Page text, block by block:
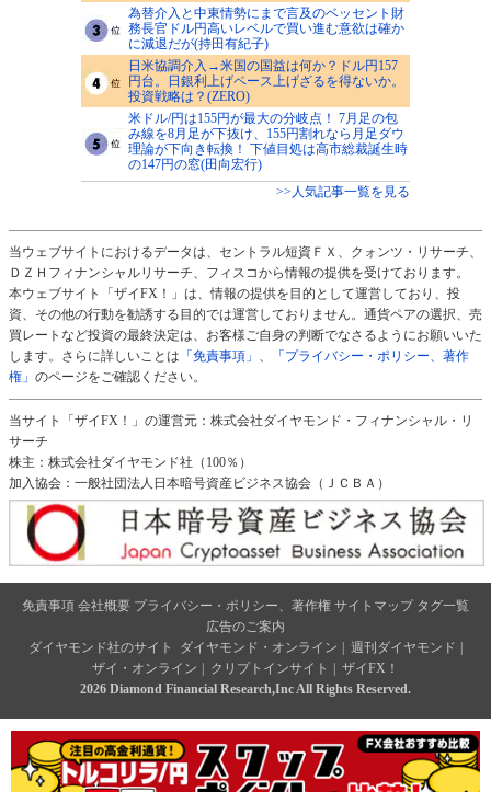
為替介入と中東情勢にまで言及のベッセント財
務長官ドル円高いレベルで買い進む意欲は確か
に減退だが(持田有紀子)
日米協調介入→米国の国益は何か？ドル円157
円台。日銀利上げペース上げざるを得ないか。
投資戦略は？(ZERO)
米ドル/円は155円が最大の分岐点！ 7月足の包
み線を8月足が下抜け、155円割れなら月足ダウ
理論が下向き転換！ 下値目処は高市総裁誕生時
の147円の窓(田向宏行)
>>人気記事一覧を見る
当ウェブサイトにおけるデータは、セントラル短資ＦＸ、クォンツ・リサーチ、
ＤＺＨフィナンシャルリサーチ、フィスコから情報の提供を受けております。
本ウェブサイト「ザイFX！」は、情報の提供を目的として運営しており、投
資、その他の行動を勧誘する目的では運営しておりません。通貨ペアの選択、売
買レートなど投資の最終決定は、お客様ご自身の判断でなさるようにお願いいた
します。さらに詳しいことは 「免責事項」 、
「プライバシー・ポリシー、著作
権」 のページをご確認ください。
当サイト「ザイFX！」の運営元：株式会社ダイヤモンド・フィナンシャル・リ
サーチ
株主：株式会社ダイヤモンド社（100％）
加入協会：一般社団法人日本暗号資産ビジネス協会（ＪＣＢＡ）
免責事項 会社概要 プライバシー・ポリシー、著作権 サイトマップ タグ一覧
広告のご案内
ダイヤモンド社のサイト
ダイヤモンド・オンライン 週刊ダイヤモンド
ザイ・オンライン
クリプトインサイト
ザイFX！
2026 Diamond Financial Research,Inc All Rights Reserved.